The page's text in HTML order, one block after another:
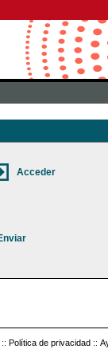
:: Política de privacidad ::